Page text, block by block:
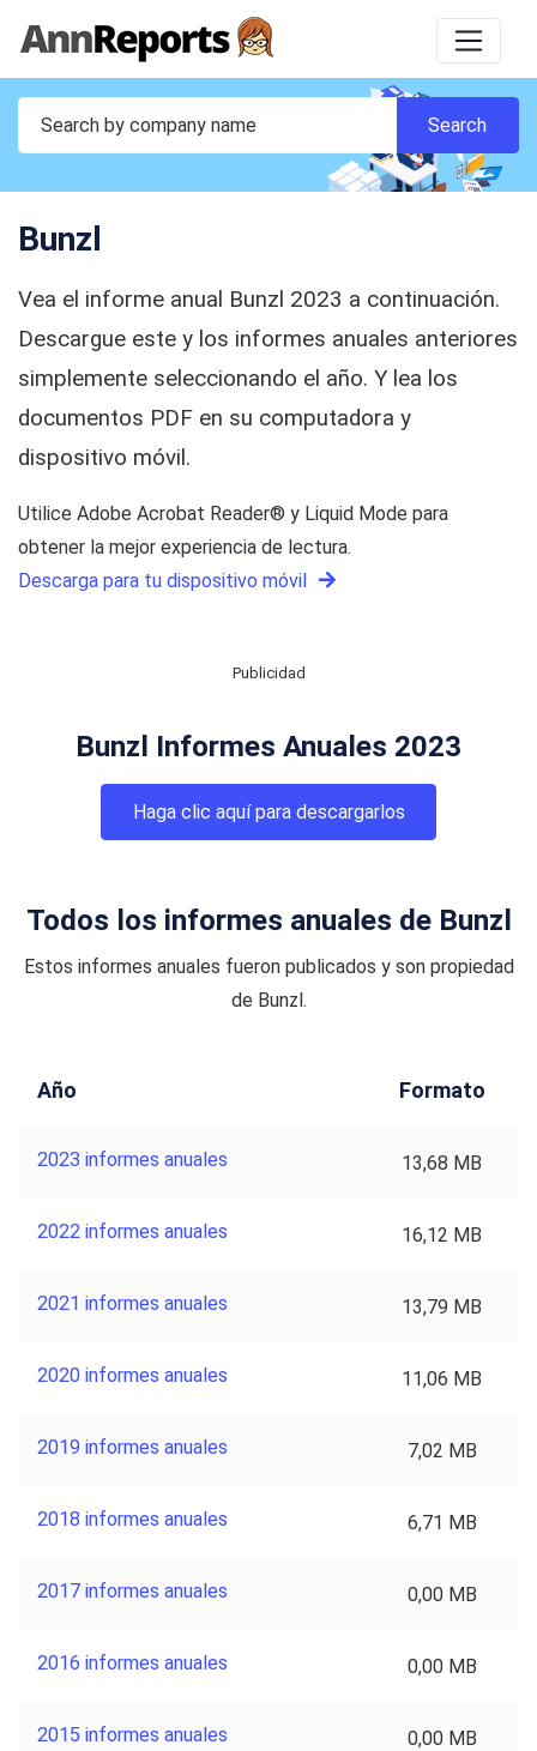
Bunzl
Vea el informe anual Bunzl 2023 a continuación.
Descargue este y los informes anuales anteriores
simplemente seleccionando el año. Y lea los
documentos PDF en su computadora y
dispositivo móvil.
Utilice Adobe Acrobat Reader® y Liquid Mode para
obtener la mejor experiencia de lectura.
Descarga para tu dispositivo móvil
Publicidad
Bunzl Informes Anuales 2023
Haga clic aquí para descargarlos
Todos los informes anuales de Bunzl
Estos informes anuales fueron publicados y son propiedad
de Bunzl.
Año Formato
2023 informes anuales 13,68 MB
2022 informes anuales 16,12 MB
2021 informes anuales 13,79 MB
2020 informes anuales 11,06 MB
2019 informes anuales 7,02 MB
2018 informes anuales 6,71 MB
2017 informes anuales 0,00 MB
2016 informes anuales 0,00 MB
2015 informes anuales 0,00 MB